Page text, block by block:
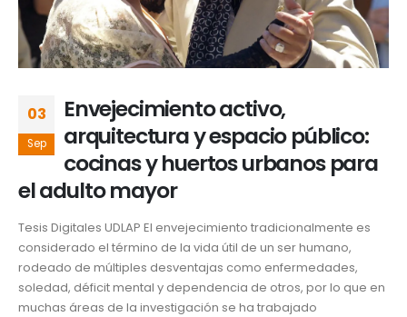
03
Sep
Envejecimiento activo,
arquitectura y espacio público:
cocinas y huertos urbanos para
el adulto mayor
Tesis Digitales UDLAP El envejecimiento tradicionalmente es
considerado el término de la vida útil de un ser humano,
rodeado de múltiples desventajas como enfermedades,
soledad, déficit mental y dependencia de otros, por lo que en
muchas áreas de la investigación se ha trabajado